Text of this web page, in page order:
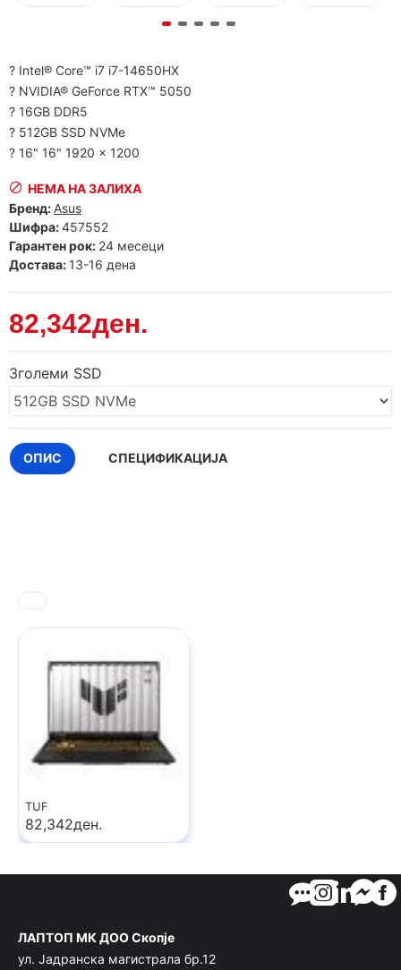
? Intel® Core™ i7 i7-14650HX
? NVIDIA® GeForce RTX™ 5050
? 16GB DDR5
? 512GB SSD NVMe
? 16" 16" 1920 x 1200
82,342ден.
НЕМА НА ЗАЛИХА
Бренд: Asus
Шифра:457552
Гарантен рок: 24 месеци
Достава: 13-16 дена
Зголеми SSD
ОПИС СПЕЦИФИКАЦИЈА
TUF
82,342ден.
ЛАПТОП МК ДОО Скопје
ул. Јадранска магистрала бр.12